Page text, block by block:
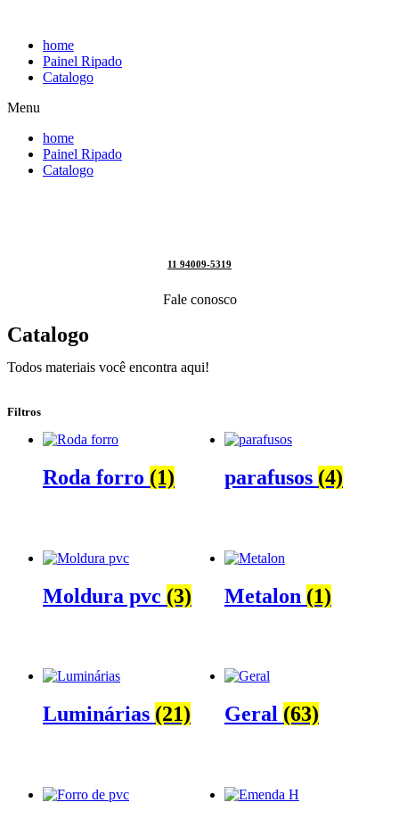
conteúdo
home
Painel Ripado
Catalogo
Menu
home
Painel Ripado
Catalogo
11 94009-5319
Fale conosco
Catalogo
Todos materiais você encontra aqui!
Filtros
Roda forro (1) parafusos (4)
Moldura pvc (3) Metalon (1)
Luminárias (21) Geral (63)